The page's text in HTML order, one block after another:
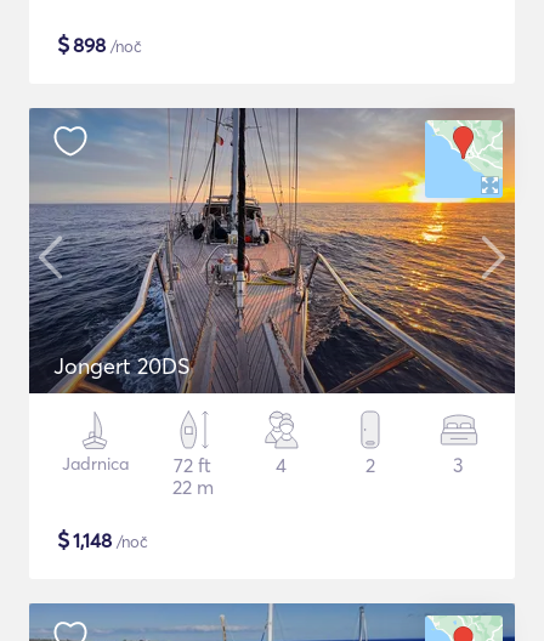
$898 /noč
Jongert 20DS
Jadrnica
72 ft
22 m
4 2 3
$1,148 /noč